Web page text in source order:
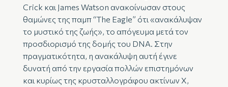
Crick και James Watson ανακοίνωσαν στους
θαμώνες της παμπ “The Eagle” ότι «ανακάλυψαν
το μυστικό της ζωής», το απόγευμα μετά τον
προσδιορισμό της δομής του DNA. Στην
πραγματικότητα, η ανακάλυψη αυτή έγινε
δυνατή από την εργασία πολλών επιστημόνων
και κυρίως της κρυσταλλογράφου ακτίνων Χ,